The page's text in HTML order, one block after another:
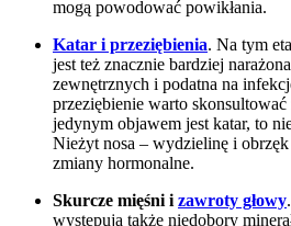
mogą powodować powikłania.
Katar i przeziębienia. Na tym
jest też znacznie bardziej
zewnętrznych i podatna na
przeziębienie warto
jedynym objawem jest katar, to
Nieżyt nosa – wydzielinę i
zmiany hormonalne.
Skurcze mięśni i zawroty głowy
występują także niedobory